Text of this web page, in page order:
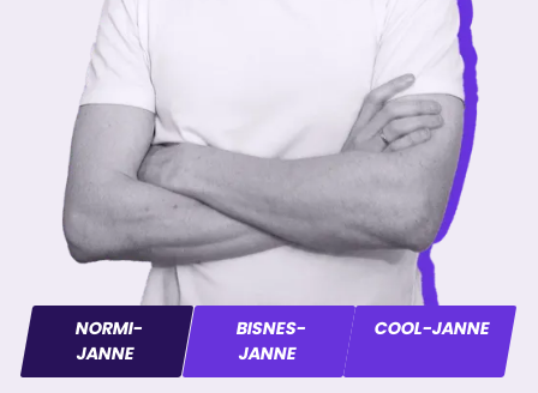
NORMI-
JANNE
BISNES-
JANNE
COOL-JANNE